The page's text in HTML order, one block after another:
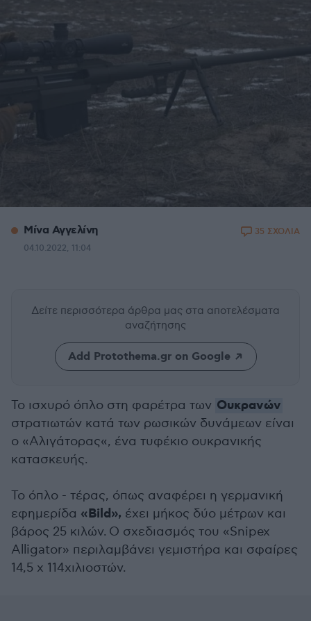
Μίνα Αγγελίνη
04.10.2022, 11:04
35 ΣΧΟΛΙΑ
Δείτε περισσότερα άρθρα μας στα αποτελέσματα
αναζήτησης
Add Protothema.gr on Google
Το ισχυρό όπλο στη φαρέτρα των Ουκρανών
στρατιωτών κατά των ρωσικών δυνάμεων είναι
ο «Aλιγάτορας«, ένα τυφέκιο ουκρανικής
κατασκευής.
Το όπλο - τέρας, όπως αναφέρει η γερμανική
εφημερίδα «Bild», έχει μήκος δύο μέτρων και
βάρος 25 κιλών. Ο σχεδιασμός του «Snipex
Alligator» περιλαμβάνει γεμιστήρα και σφαίρες
14,5 x 114χιλιοστών.